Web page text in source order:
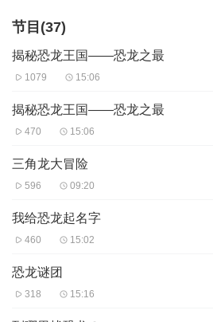
节目(37)
揭秘恐龙王国——恐龙之最
1079 15:06
揭秘恐龙王国——恐龙之最
470 15:06
三角龙大冒险
596 09:20
我给恐龙起名字
460 15:02
恐龙谜团
318 15:16